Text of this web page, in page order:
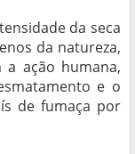
da seca
da natureza,
ação humana,
e o
de fumaça por